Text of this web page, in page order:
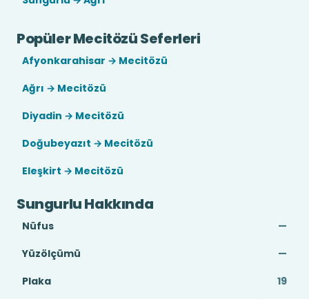
Popüler Mecitözü Seferleri
Afyonkarahisar → Mecitözü
Ağrı → Mecitözü
Diyadin → Mecitözü
Doğubeyazıt → Mecitözü
Eleşkirt → Mecitözü
Sungurlu Hakkında
Nüfus
—
Yüzölçümü
—
Plaka
19